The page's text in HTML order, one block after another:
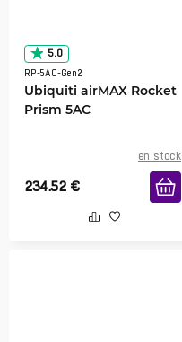
5.0
RP-5AC-Gen2
Ubiquiti airMAX Rocket
Prism 5AC
en stock
234.52 €